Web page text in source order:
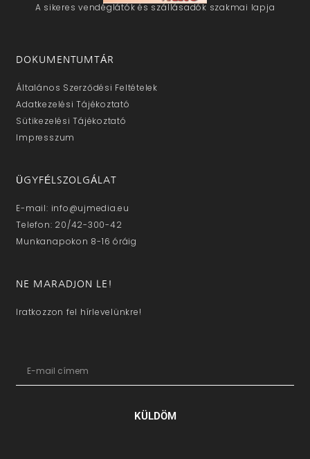
A sikeres vendéglátók és szállásadók szakmai lapja
DOKUMENTUMTÁR
Általános Szerződési Feltételek
Adatkezelési Tájékoztató
Sütikezelési Tájékoztató
Impresszum
ÜGYFÉLSZOLGÁLAT
E-mail: info@ujmedia.eu
Telefon: 20/42-300-42
Munkanapokon 8-16 óráig
NE MARADJON LE!
Iratkozzon fel hírlevelünkre!
KÜLDÖM